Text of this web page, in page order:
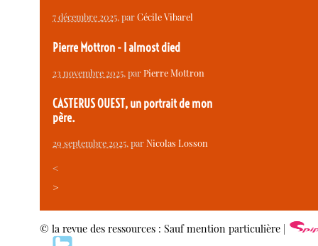
7 décembre 2025, parCécile Vibarel
Pierre Mottron - I almost died
23 novembre 2025, parPierre Mottron
CASTERUS OUEST, un portrait de mon
père.
29 septembre 2025, parNicolas Losson
<
>
© la revue des ressources : Sauf mention particulière |